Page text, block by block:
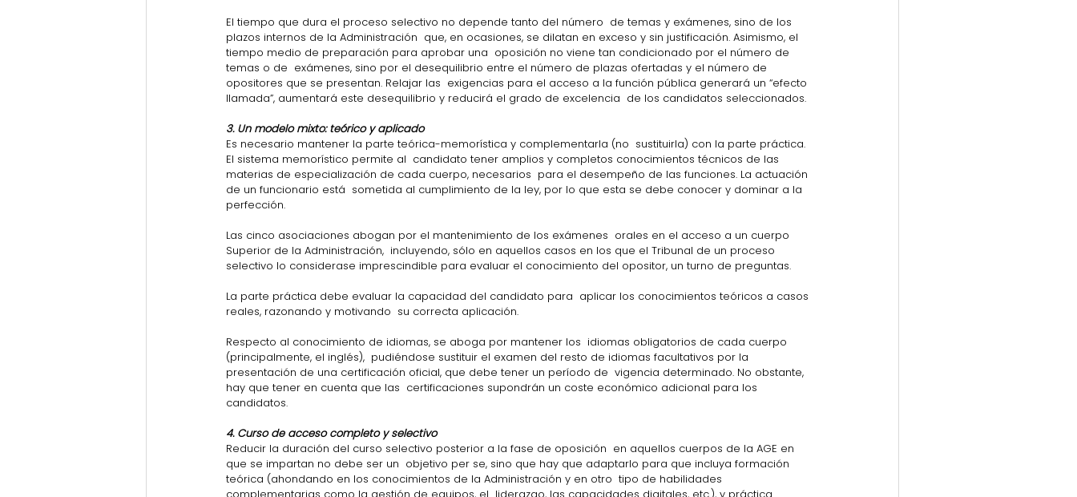
El tiempo que dura el proceso selectivo no depende tanto del número  de temas y exámenes, sino de los
plazos internos de la Administración  que, en ocasiones, se dilatan en exceso y sin justificación. Asimismo, el
tiempo medio de preparación para aprobar una  oposición no viene tan condicionado por el número de
temas o de  exámenes, sino por el desequilibrio entre el número de plazas ofertadas y el número de
opositores que se presentan. Relajar las  exigencias para el acceso a la función pública generará un “efecto
llamada”, aumentará este desequilibrio y reducirá el grado de excelencia  de los candidatos seleccionados.
3. Un modelo mixto: teórico y aplicado
Es necesario mantener la parte teórica-memorística y complementarla (no  sustituirla) con la parte práctica.
El sistema memorístico permite al  candidato tener amplios y completos conocimientos técnicos de las
materias de especialización de cada cuerpo, necesarios  para el desempeño de las funciones. La actuación
de un funcionario está  sometida al cumplimiento de la ley, por lo que esta se debe conocer y dominar a la
perfección.
Las cinco asociaciones abogan por el mantenimiento de los exámenes  orales en el acceso a un cuerpo
Superior de la Administración,  incluyendo, sólo en aquellos casos en los que el Tribunal de un proceso
selectivo lo considerase imprescindible para evaluar el conocimiento del opositor, un turno de preguntas.
La parte práctica debe evaluar la capacidad del candidato para  aplicar los conocimientos teóricos a casos
reales, razonando y motivando  su correcta aplicación.
Respecto al conocimiento de idiomas, se aboga por mantener los  idiomas obligatorios de cada cuerpo
(principalmente, el inglés),  pudiéndose sustituir el examen del resto de idiomas facultativos por la
presentación de una certificación oficial, que debe tener un período de  vigencia determinado. No obstante,
hay que tener en cuenta que las  certificaciones supondrán un coste económico adicional para los
candidatos.
4. Curso de acceso completo y selectivo
Reducir la duración del curso selectivo posterior a la fase de oposición  en aquellos cuerpos de la AGE en
que se impartan no debe ser un  objetivo per se, sino que hay que adaptarlo para que incluya formación
teórica (ahondando en los conocimientos de la Administración y en otro  tipo de habilidades